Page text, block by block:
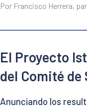
Por Francisco Herrera,
El Proyecto
del Comité
Anunciando los